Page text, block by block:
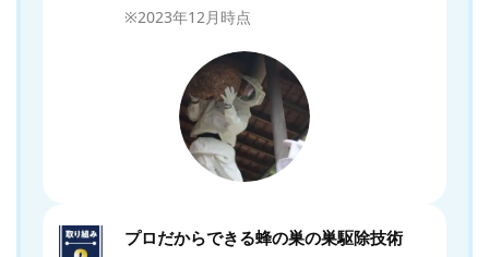
※2023年12月時点
プロだからできる蜂の巣の巣駆除技術